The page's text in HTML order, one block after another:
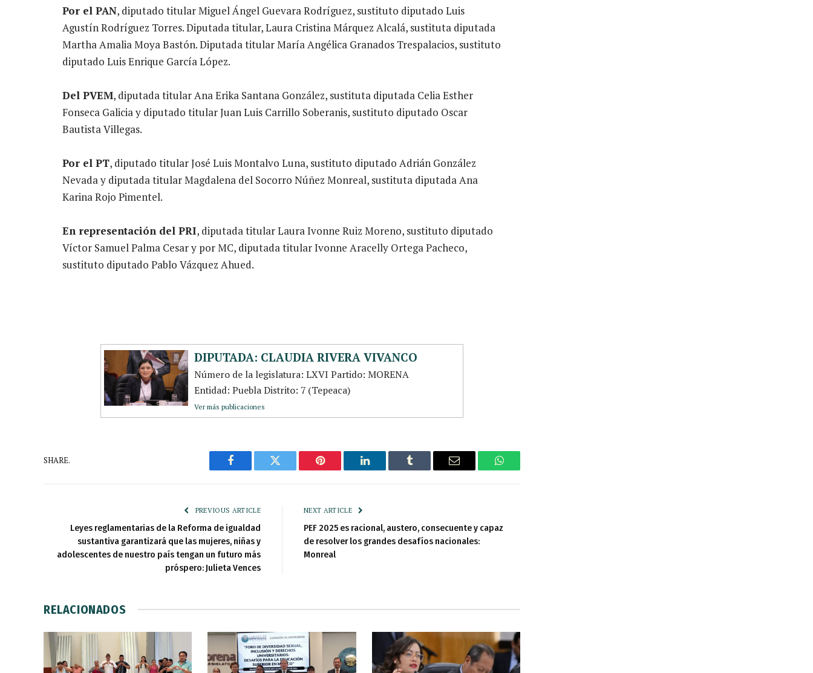
Por el PAN, diputado titular Miguel Ángel Guevara Rodríguez, sustituto diputado Luis
Agustín Rodríguez Torres. Diputada titular, Laura Cristina Márquez Alcalá, sustituta diputada
Martha Amalia Moya Bastón. Diputada titular María Angélica Granados Trespalacios, sustituto
diputado Luis Enrique García López.
Del PVEM, diputada titular Ana Erika Santana González, sustituta diputada Celia Esther
Fonseca Galicia y diputado titular Juan Luis Carrillo Soberanis, sustituto diputado Oscar
Bautista Villegas.
Por el PT, diputado titular José Luis Montalvo Luna, sustituto diputado Adrián González
Nevada y diputada titular Magdalena del Socorro Núñez Monreal, sustituta diputada Ana
Karina Rojo Pimentel.
En representación del PRI, diputada titular Laura Ivonne Ruiz Moreno, sustituto diputado
Víctor Samuel Palma Cesar y por MC, diputada titular Ivonne Aracelly Ortega Pacheco,
sustituto diputado Pablo Vázquez Ahued.
DIPUTADA: CLAUDIA RIVERA VIVANCO
Número de la legislatura: LXVI Partido: MORENA
Entidad: Puebla Distrito: 7 (Tepeaca)
Ver más publicaciones
SHARE.
Facebook Twitter Pinterest LinkedIn Tumblr Email WhatsApp
PREVIOUS ARTICLE
Leyes reglamentarias de la Reforma de igualdad
sustantiva garantizará que las mujeres, niñas y
adolescentes de nuestro país tengan un futuro más
próspero: Julieta Vences
NEXT ARTICLE
PEF 2025 es racional, austero, consecuente y capaz
de resolver los grandes desafíos nacionales:
Monreal
RELACIONADOS